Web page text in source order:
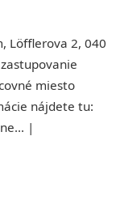
Löfflerova 2, 040
miesto
nájdete tu:
|